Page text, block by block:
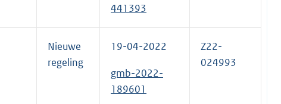
441393
Nieuwe
regeling
19-04-2022
gmb-2022-
189601
Z22-
024993